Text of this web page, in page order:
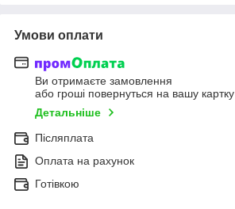
Умови оплати
Ви отримаєте замовлення
або гроші повернуться на вашу картку
Детальніше
Післяплата
Оплата на рахунок
Готівкою